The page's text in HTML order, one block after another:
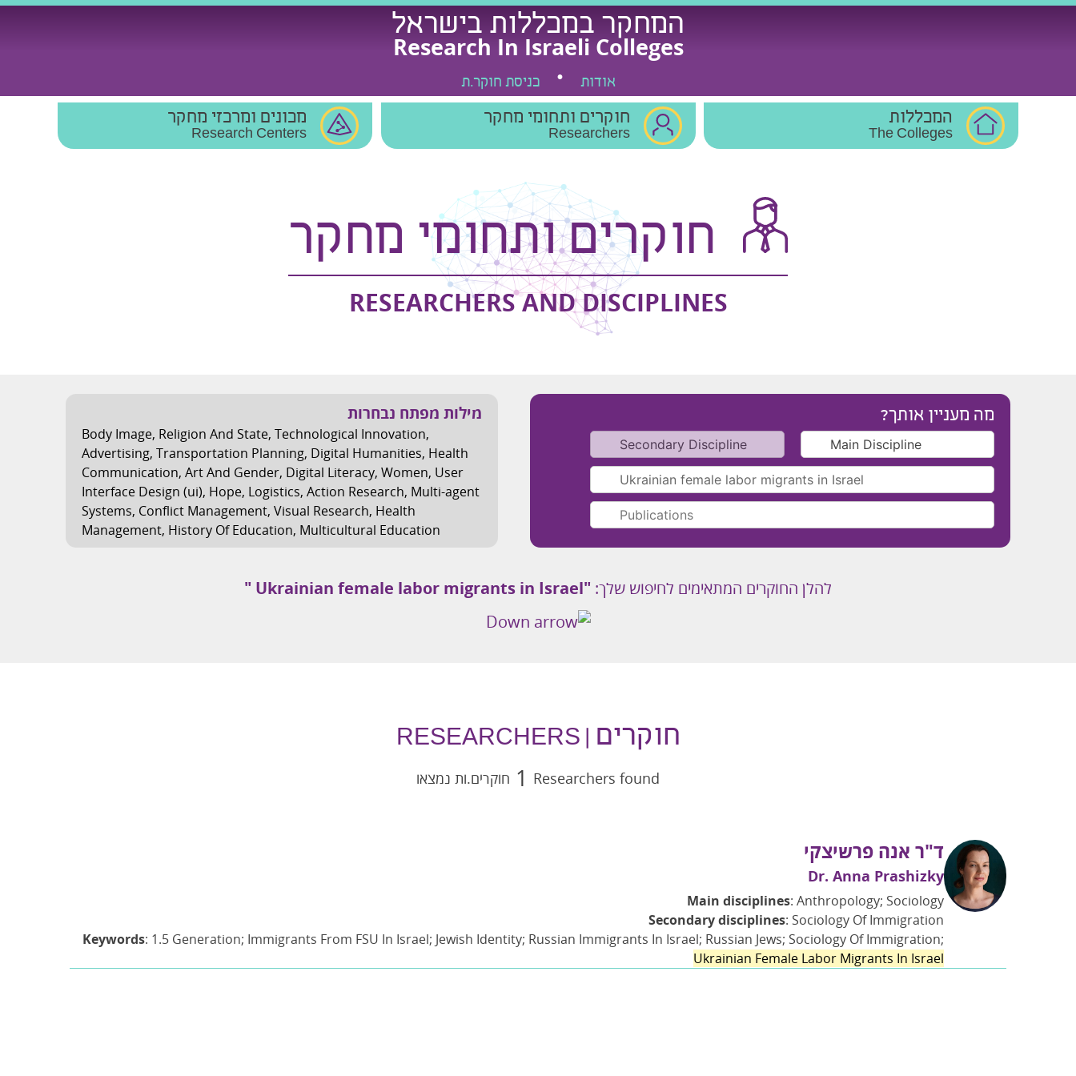
Skip
המחקר במכללות בישראל
Research In Israeli Colleges
אודות כניסת חוקר.ת
המכללות
The Colleges
חוקרים ותחומי מחקר
Researchers
מכונים ומרכזי מחקר
Research Centers
חוקרים ותחומי מחקר
RESEARCHERS AND DISCIPLINES
מה מעניין אותך? מילות מפתח נבחרות
Body Image, Religion And State, Technological Innovation,
Advertising, Transportation Planning, Digital Humanities, Health
Communication, Art And Gender, Digital Literacy, Women, User
Interface Design (ui), Hope, Logistics, Action Research, Multi-agent
Systems, Conflict Management, Visual Research, Health
Management, History Of Education, Multicultural Education
להלן החוקרים המתאימים לחיפוש שלך: "Ukrainian female labor migrants in Israel "
חוקרים
Researchers found
1 חוקרים.ות נמצאו
ד"ר אנה פרשיצקי
Dr. Anna Prashizky
Main disciplines: Anthropology; Sociology
Secondary disciplines: Sociology Of Immigration
Keywords: 1.5 Generation; Immigrants From FSU In Israel; Jewish Identity; Russian Immigrants In Israel; Russian Jews; Sociology Of Immigration;
Ukrainian Female Labor Migrants In Israel